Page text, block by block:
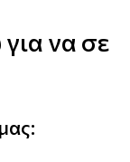
να σε